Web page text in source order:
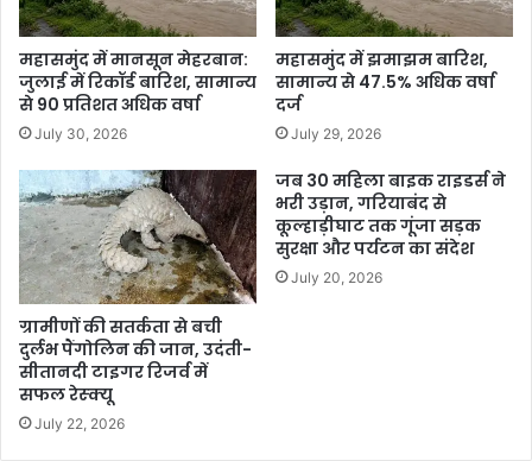
महासमुंद में मानसून मेहरबान:
जुलाई में रिकॉर्ड बारिश, सामान्य
से 90 प्रतिशत अधिक वर्षा
July 30, 2026
महासमुंद में झमाझम बारिश,
सामान्य से 47.5% अधिक वर्षा
दर्ज
July 29, 2026
ग्रामीणों की सतर्कता से बची
दुर्लभ पैंगोलिन की जान, उदंती-
सीतानदी टाइगर रिजर्व में
सफल रेस्क्यू
July 22, 2026
जब 30 महिला बाइक राइडर्स ने
भरी उड़ान, गरियाबंद से
कूल्हाड़ीघाट तक गूंजा सड़क
सुरक्षा और पर्यटन का संदेश
July 20, 2026